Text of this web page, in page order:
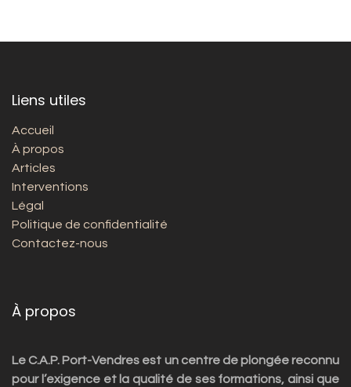
Liens utiles
Accueil
À propos
Articles
Interventions
Légal
Politique de confidentialité
Contactez-nous
À propos
Le C.A.P. Port-Vendres est un centre de plongée reconnu
pour l’exigence et la qualité de ses formations, ainsi que